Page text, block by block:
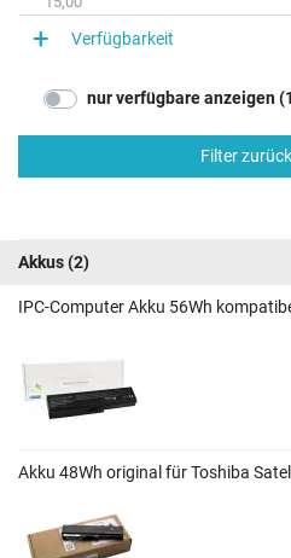
Verfügbarkeit
nur verfügbare anzeigen
Filter
Akkus(2)
IPC-Computer Akku 56Wh
Akku 48Wh original für Toshiba